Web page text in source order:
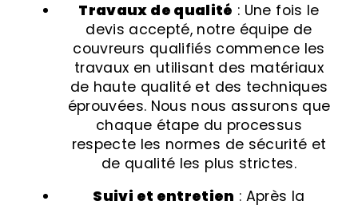
Travaux de qualité : Une fois le
devis accepté, notre équipe de
couvreurs qualifiés commence les
travaux en utilisant des matériaux
de haute qualité et des techniques
éprouvées. Nous nous assurons que
chaque étape du processus
respecte les normes de sécurité et
de qualité les plus strictes.
Suivi et entretien : Après la